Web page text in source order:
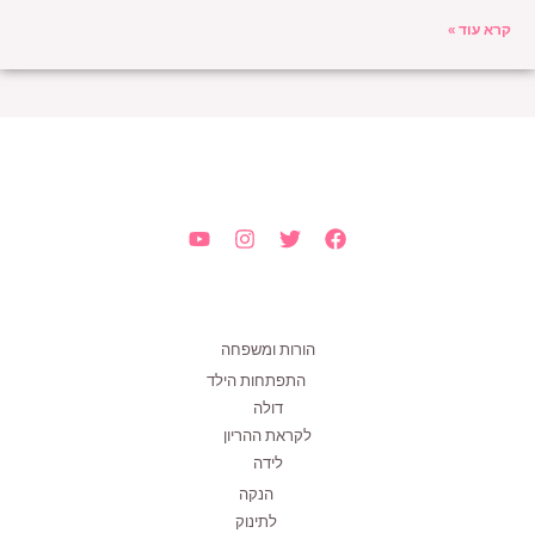
קרא עוד »
הורות ומשפחה
התפתחות הילד
דולה
לקראת ההריון
לידה
הנקה
לתינוק